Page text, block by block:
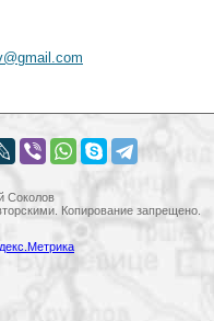
Соколов
Копирование запрещено.